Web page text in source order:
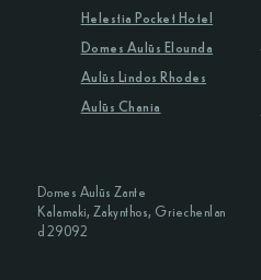
Domes Aulūs Zante
Kalamaki, Zakynthos, Griechenlan
d 29092
Helestia Pocket Hotel
Domes Aulūs Elounda
Aulūs Lindos Rhodes
Aulūs Chania